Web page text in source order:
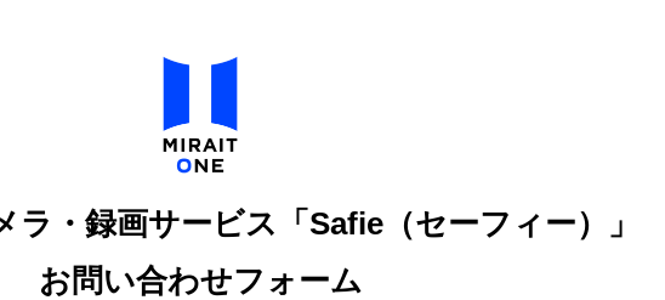
ラ・録画サービス「Safie（セーフィー）」
お問い合わせフォーム